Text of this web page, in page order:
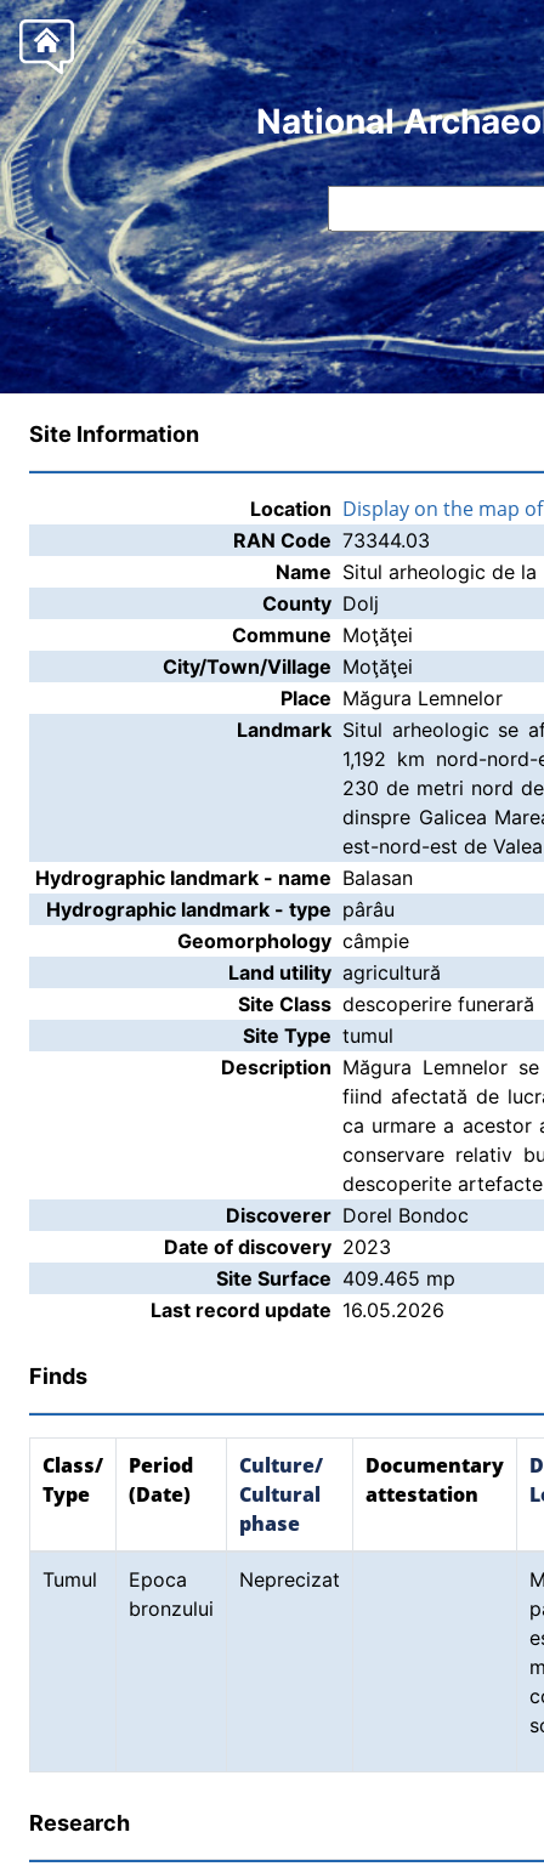
National
Site Information
Location Display on the map
RAN Code 73344.03
Name Situl arheologic de
County Dolj
Commune Moţăţei
City/Town/Village Moţăţei
Place Măgura Lemnelor
Landmark Situl arheologic se
1,192 km nord-
230 de metri nord
dinspre Galicea
est-nord-est de
Hydrographic landmark - name Balasan
Hydrographic landmark - type pârâu
Geomorphology câmpie
Land utility agricultură
Site Class descoperire funerară
Site Type tumul
Description Măgura Lemnelor
fiind afectată de
ca urmare a acestor
conservare relativ
descoperite
Discoverer Dorel Bondoc
Date of discovery 2023
Site Surface 409.465 mp
Last record update 16.05.2026
Finds
Class/
Type
Period
(Date)
Culture/
Cultural
phase
Documentary
attestation
Tumul
Epoca
bronzului
Neprecizat
Research